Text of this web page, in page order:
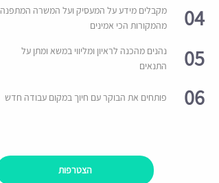
04
מקבלים מידע על המעסיק ועל המשרה המתפנה
מהמקורות הכי אמינים
05
נהנים מהכנה לראיון ומליווי במשא ומתן על
התנאים
06 פותחים את הבוקר עם חיוך במקום עבודה חדש
הצטרפות